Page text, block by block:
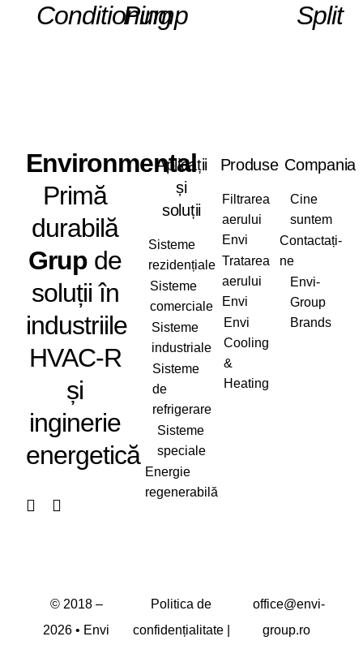
Conditioning
Pump
Split
Environmental
Primă
durabilă
Grup de
soluții în
industriile
HVAC-R
și
inginerie
energetică
Aplicații
și
soluții
Sisteme
rezidențiale
Sisteme
comerciale
Sisteme
industriale
Sisteme
de
refrigerare
Sisteme
speciale
Energie
regenerabilă
Produse
Filtrarea
aerului
Envi
Tratarea
aerului
Envi
Envi
Cooling
&
Heating
Compania
Cine
suntem
Contactați-
ne
Envi-
Group
Brands
© 2018 –
2026 • Envi
Politica de
confidențialitate|
office@envi-
group.ro